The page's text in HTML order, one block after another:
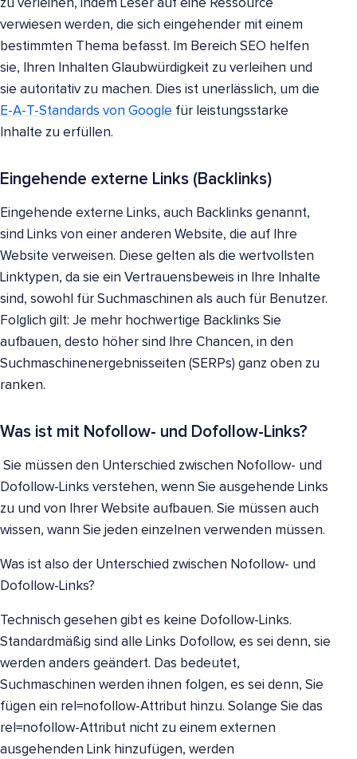
zu verleihen, indem Leser auf eine Ressource
verwiesen werden, die sich eingehender mit einem
bestimmten Thema befasst. Im Bereich SEO helfen
sie, Ihren Inhalten Glaubwürdigkeit zu verleihen und
sie autoritativ zu machen. Dies ist unerlässlich, um die
E-A-T-Standards von Google für leistungsstarke
Inhalte zu erfüllen.
Eingehende externe Links (Backlinks)
Eingehende externe Links, auch Backlinks genannt,
sind Links von einer anderen Website, die auf Ihre
Website verweisen. Diese gelten als die wertvollsten
Linktypen, da sie ein Vertrauensbeweis in Ihre Inhalte
sind, sowohl für Suchmaschinen als auch für Benutzer.
Folglich gilt: Je mehr hochwertige Backlinks Sie
aufbauen, desto höher sind Ihre Chancen, in den
Suchmaschinenergebnisseiten (SERPs) ganz oben zu
ranken.
Was ist mit Nofollow- und Dofollow-Links?
Sie müssen den Unterschied zwischen Nofollow- und
Dofollow-Links verstehen, wenn Sie ausgehende Links
zu und von Ihrer Website aufbauen. Sie müssen auch
wissen, wann Sie jeden einzelnen verwenden müssen.
Was ist also der Unterschied zwischen Nofollow- und
Dofollow-Links?
Technisch gesehen gibt es keine Dofollow-Links.
Standardmäßig sind alle Links Dofollow, es sei denn, sie
werden anders geändert. Das bedeutet,
Suchmaschinen werden ihnen folgen, es sei denn, Sie
fügen ein rel=nofollow-Attribut hinzu. Solange Sie das
rel=nofollow-Attribut nicht zu einem externen
ausgehenden Link hinzufügen, werden